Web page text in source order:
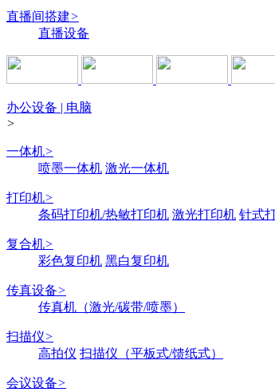
直播间搭建>
直播设备
办公设备 | 电脑
>
一体机>
喷墨一体机 激光一体机
打印机>
条码打印机/热敏打印机 激光打印机 针式
复合机>
彩色复印机 黑白复印机
传真设备>
传真机（激光/碳带/喷墨）
扫描仪>
高拍仪 扫描仪（平板式/馈纸式）
会议设备>